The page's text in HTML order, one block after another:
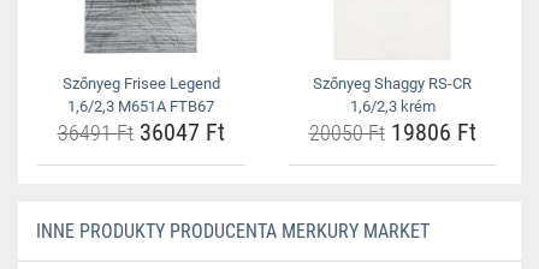
Szőnyeg Frisee Legend
1,6/2,3 M651A FTB67
36491 Ft36047 Ft
Szőnyeg Shaggy RS-CR
1,6/2,3 krém
20050 Ft19806 Ft
INNE PRODUKTY PRODUCENTA MERKURY MARKET